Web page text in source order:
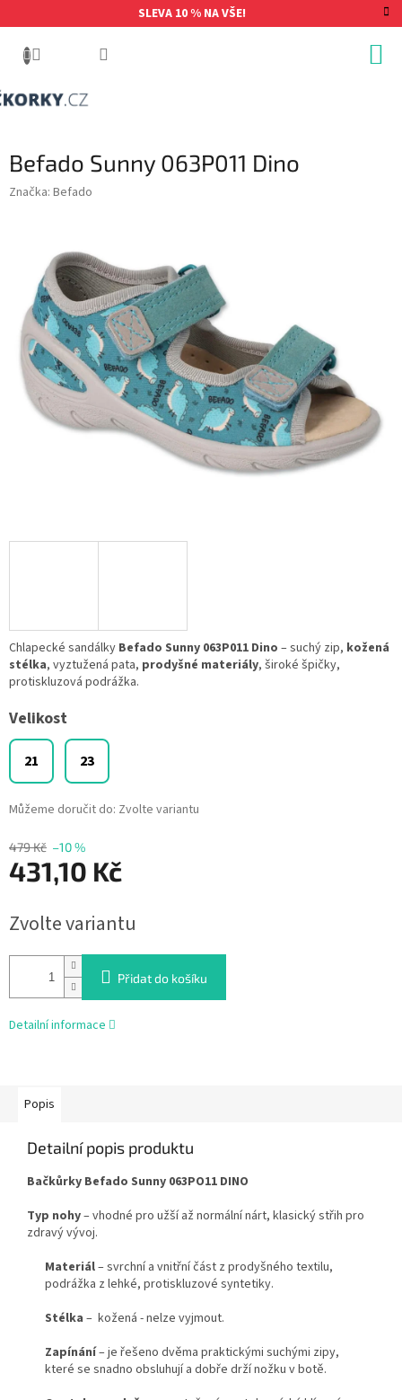
na
SLEVA 10 % NA VŠE!
Befado Sunny 063P011 Dino
Značka: Befado
479 Kč –10 %
431,10 Kč
cena:
Zvolte variantu
Velikost
21 23
Můžeme doručit do: Zvolte variantu
Přidat do košíku
Chlapecké sandálky Befado Sunny 063P011 Dino – suchý zip, kožená
stélka, vyztužená pata, prodyšné materiály, široké špičky,
protiskluzová podrážka.
Detailní informace
Popis
Detailní popis produktu
Bačkůrky Befado Sunny 063PO11 DINO
Typ nohy– vhodné pro užší až normální nárt, klasický střih pro
zdravý vývoj.
Materiál– svrchní a vnitřní část z prodyšného textilu,
podrážka z lehké, protiskluzové syntetiky.
Stélka – kožená - nelze vyjmout.
Zapínání– je řešeno dvěma praktickými suchými zipy,
které se snadno obsluhují a dobře drží nožku v botě.